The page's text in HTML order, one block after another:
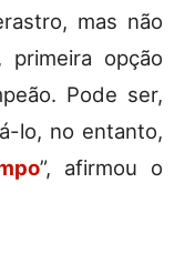
mas não
opção
Pode ser,
lo, no entanto,
”, afirmou o